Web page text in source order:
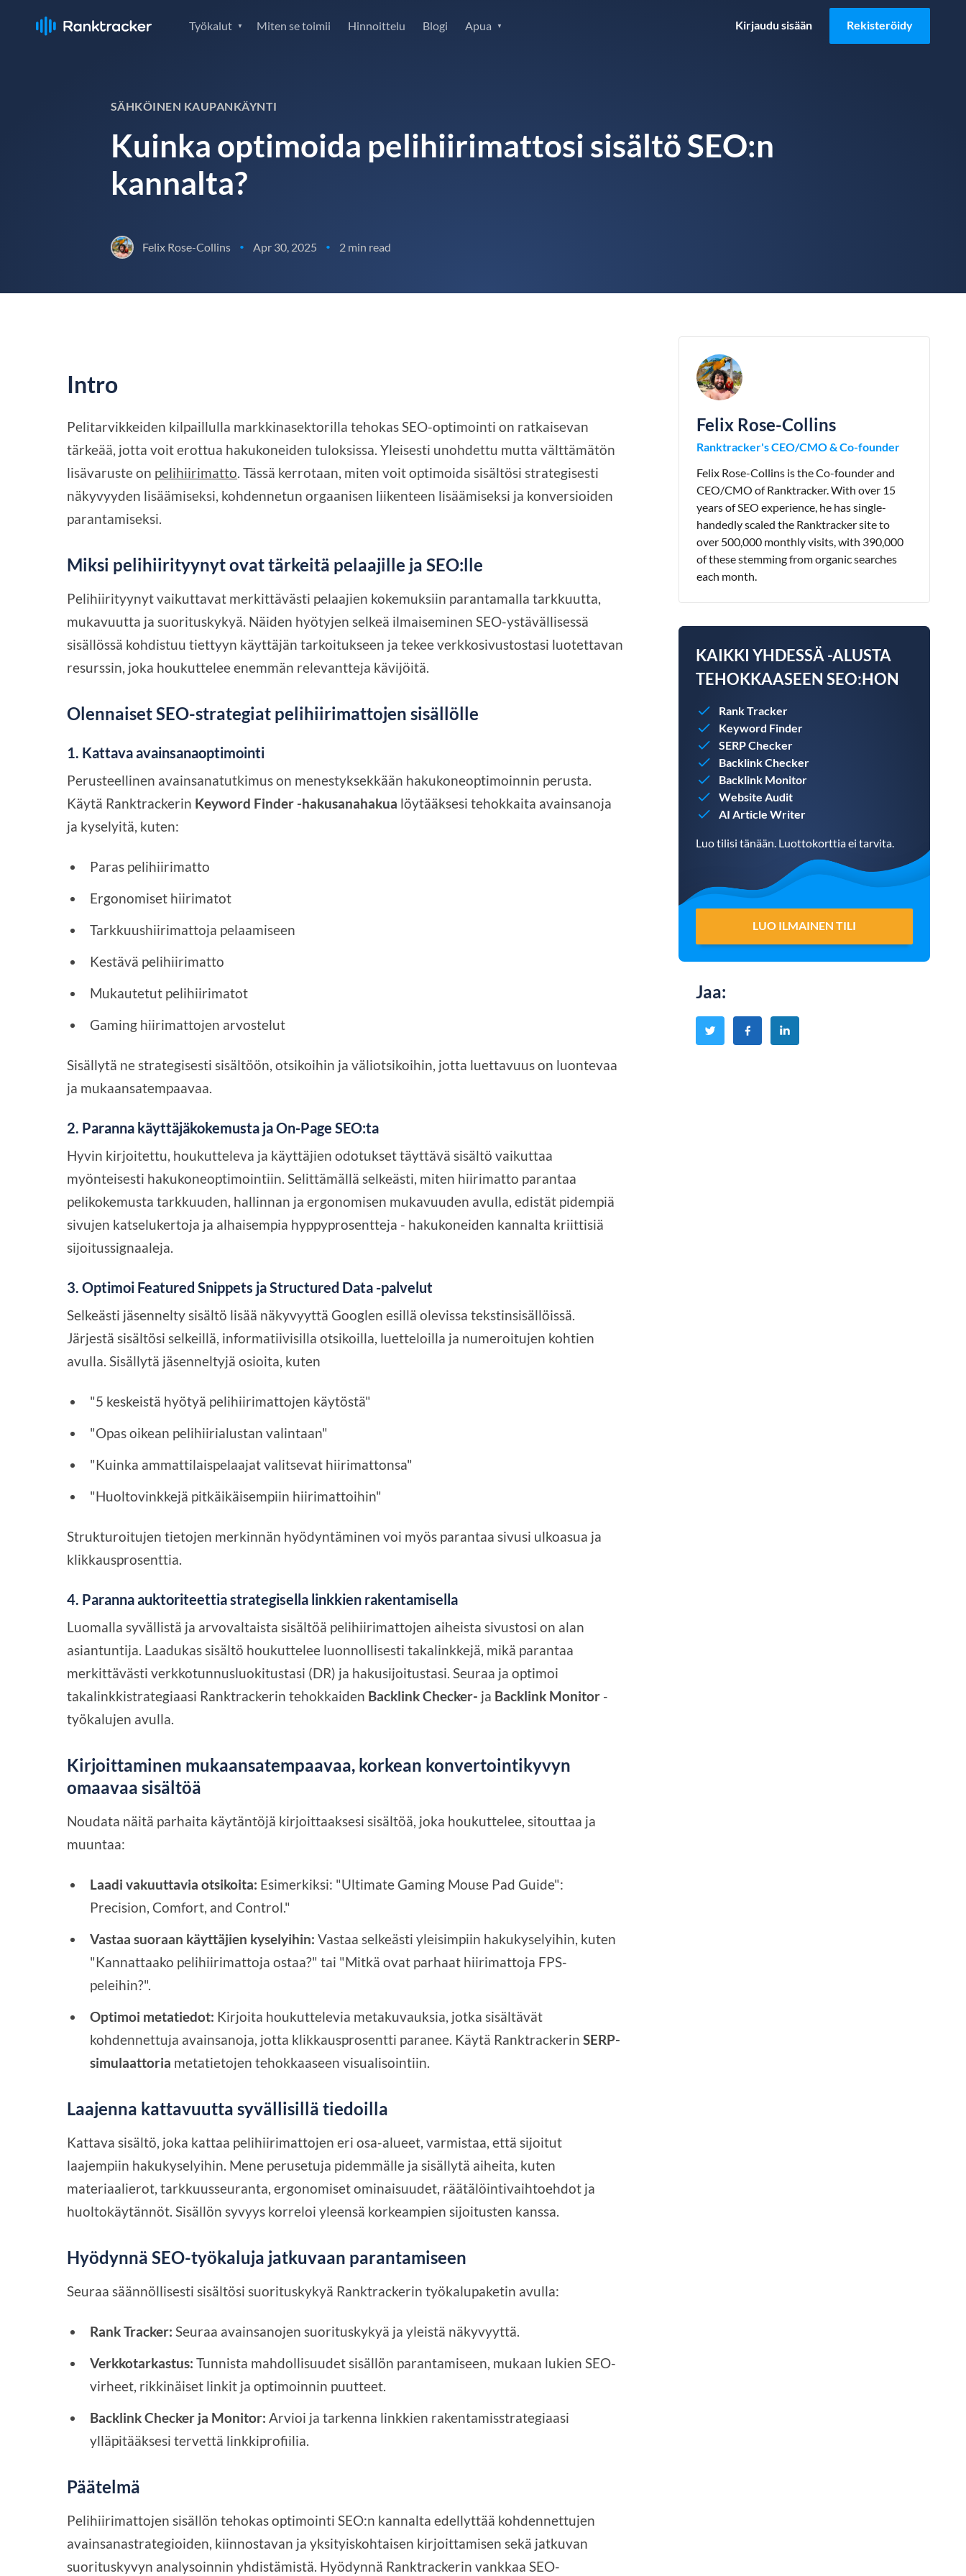
Työkalut Miten se toimii Hinnoittelu Blogi Apua Kirjaudu sisään Rekisteröidy
SÄHKÖINEN KAUPANKÄYNTI
Kuinka optimoida pelihiirimattosi sisältö SEO:n
kannalta?
Felix Rose-Collins • Apr 30, 2025 • 2 min read
Intro
Pelitarvikkeiden kilpaillulla markkinasektorilla tehokas SEO-optimointi on ratkaisevan
tärkeää, jotta voit erottua hakukoneiden tuloksissa. Yleisesti unohdettu mutta välttämätön
lisävaruste on pelihiirimatto. Tässä kerrotaan, miten voit optimoida sisältösi strategisesti
näkyvyyden lisäämiseksi, kohdennetun orgaanisen liikenteen lisäämiseksi ja konversioiden
parantamiseksi.
Miksi pelihiirityynyt ovat tärkeitä pelaajille ja SEO:lle
Pelihiirityynyt vaikuttavat merkittävästi pelaajien kokemuksiin parantamalla tarkkuutta,
mukavuutta ja suorituskykyä. Näiden hyötyjen selkeä ilmaiseminen SEO-ystävällisessä
sisällössä kohdistuu tiettyyn käyttäjän tarkoitukseen ja tekee verkkosivustostasi luotettavan
resurssin, joka houkuttelee enemmän relevantteja kävijöitä.
Olennaiset SEO-strategiat pelihiirimattojen sisällölle
1. Kattava avainsanaoptimointi
Perusteellinen avainsanatutkimus on menestyksekkään hakukoneoptimoinnin perusta.
Käytä Ranktrackerin Keyword Finder -hakusanahakua löytääksesi tehokkaita avainsanoja
ja kyselyitä, kuten:
Paras pelihiirimatto
Ergonomiset hiirimatot
Tarkkuushiirimattoja pelaamiseen
Kestävä pelihiirimatto
Mukautetut pelihiirimatot
Gaming hiirimattojen arvostelut
Sisällytä ne strategisesti sisältöön, otsikoihin ja väliotsikoihin, jotta luettavuus on luontevaa
ja mukaansatempaavaa.
2. Paranna käyttäjäkokemusta ja On-Page SEO:ta
Hyvin kirjoitettu, houkutteleva ja käyttäjien odotukset täyttävä sisältö vaikuttaa
myönteisesti hakukoneoptimointiin. Selittämällä selkeästi, miten hiirimatto parantaa
pelikokemusta tarkkuuden, hallinnan ja ergonomisen mukavuuden avulla, edistät pidempiä
sivujen katselukertoja ja alhaisempia hyppyprosentteja - hakukoneiden kannalta kriittisiä
sijoitussignaaleja.
3. Optimoi Featured Snippets ja Structured Data -palvelut
Selkeästi jäsennelty sisältö lisää näkyvyyttä Googlen esillä olevissa tekstinsisällöissä.
Järjestä sisältösi selkeillä, informatiivisilla otsikoilla, luetteloilla ja numeroitujen kohtien
avulla. Sisällytä jäsenneltyjä osioita, kuten
"5 keskeistä hyötyä pelihiirimattojen käytöstä"
"Opas oikean pelihiirialustan valintaan"
"Kuinka ammattilaispelaajat valitsevat hiirimattonsa"
"Huoltovinkkejä pitkäikäisempiin hiirimattoihin"
Strukturoitujen tietojen merkinnän hyödyntäminen voi myös parantaa sivusi ulkoasua ja
klikkausprosenttia.
4. Paranna auktoriteettia strategisella linkkien rakentamisella
Luomalla syvällistä ja arvovaltaista sisältöä pelihiirimattojen aiheista sivustosi on alan
asiantuntija. Laadukas sisältö houkuttelee luonnollisesti takalinkkejä, mikä parantaa
merkittävästi verkkotunnusluokitustasi (DR) ja hakusijoitustasi. Seuraa ja optimoi
takalinkkistrategiaasi Ranktrackerin tehokkaiden Backlink Checker- ja Backlink Monitor -
työkalujen avulla.
Kirjoittaminen mukaansatempaavaa, korkean konvertointikyvyn
omaavaa sisältöä
Noudata näitä parhaita käytäntöjä kirjoittaaksesi sisältöä, joka houkuttelee, sitouttaa ja
muuntaa:
Laadi vakuuttavia otsikoita: Esimerkiksi: "Ultimate Gaming Mouse Pad Guide":
Precision, Comfort, and Control."
Vastaa suoraan käyttäjien kyselyihin: Vastaa selkeästi yleisimpiin hakukyselyihin, kuten
"Kannattaako pelihiirimattoja ostaa?" tai "Mitkä ovat parhaat hiirimattoja FPS-
peleihin?".
Optimoi metatiedot: Kirjoita houkuttelevia metakuvauksia, jotka sisältävät
kohdennettuja avainsanoja, jotta klikkausprosentti paranee. Käytä RanktrackerinSERP-
simulaattoria metatietojen tehokkaaseen visualisointiin.
Laajenna kattavuutta syvällisillä tiedoilla
Kattava sisältö, joka kattaa pelihiirimattojen eri osa-alueet, varmistaa, että sijoitut
laajempiin hakukyselyihin. Mene perusetuja pidemmälle ja sisällytä aiheita, kuten
materiaalierot, tarkkuusseuranta, ergonomiset ominaisuudet, räätälöintivaihtoehdot ja
huoltokäytännöt. Sisällön syvyys korreloi yleensä korkeampien sijoitusten kanssa.
Hyödynnä SEO-työkaluja jatkuvaan parantamiseen
Seuraa säännöllisesti sisältösi suorituskykyä Ranktrackerin työkalupaketin avulla:
Rank Tracker: Seuraa avainsanojen suorituskykyä ja yleistä näkyvyyttä.
Verkkotarkastus: Tunnista mahdollisuudet sisällön parantamiseen, mukaan lukien SEO-
virheet, rikkinäiset linkit ja optimoinnin puutteet.
Backlink Checker ja Monitor: Arvioi ja tarkenna linkkien rakentamisstrategiaasi
ylläpitääksesi tervettä linkkiprofiilia.
Päätelmä
Pelihiirimattojen sisällön tehokas optimointi SEO:n kannalta edellyttää kohdennettujen
avainsanastrategioiden, kiinnostavan ja yksityiskohtaisen kirjoittamisen sekä jatkuvan
suorituskyvyn analysoinnin yhdistämistä. Hyödynnä Ranktrackerin vankkaa SEO-
Felix Rose-Collins
Ranktracker's CEO/CMO & Co-founder
Felix Rose-Collins is the Co-founder and
CEO/CMO of Ranktracker. With over 15
years of SEO experience, he has single-
handedly scaled the Ranktracker site to
over 500,000 monthly visits, with 390,000
of these stemming from organic searches
each month.
KAIKKI YHDESSÄ -ALUSTA
TEHOKKAASEEN SEO:HON
Rank Tracker
Keyword Finder
SERP Checker
Backlink Checker
Backlink Monitor
Website Audit
AI Article Writer
Luo tilisi tänään. Luottokorttia ei tarvita.
LUO ILMAINEN TILI
Jaa: